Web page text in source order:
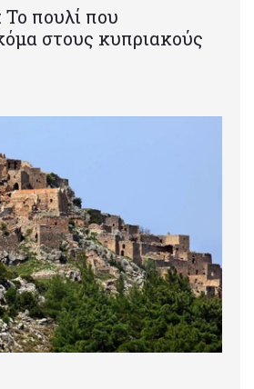
Το πουλί που
στους κυπριακούς